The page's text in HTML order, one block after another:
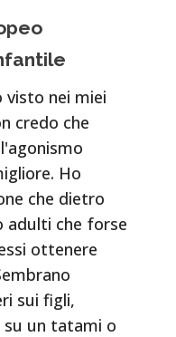
nei miei
credo che
Ho
che dietro
adulti che forse
ottenere
sui figli,
su un tatami o